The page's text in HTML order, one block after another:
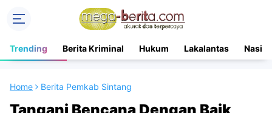
Trending Berita Kriminal Hukum Lakalantas
Home Berita Pemkab Sintang